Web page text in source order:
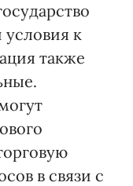
условия к
также
в связи с